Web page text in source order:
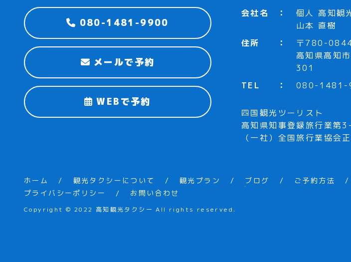
080-1481-9900
メールで予約
WEBで予約
会社名
個人 高知観
山本 直樹
住所
〒780-
高知県高知
301
TEL
080-1481-
四国観光ツーリスト
高知県知事登録旅行業第
（一社）全国旅行業協会
ホーム 観光タクシーについて 観光プラン ブログ ご予約方法
プライバシーポリシー
お問い合わせ
Copyright © 2022 高知観光タクシー All rights reserved.